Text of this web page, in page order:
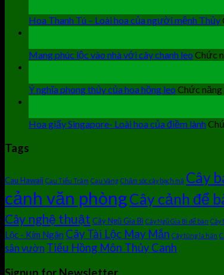
Hoa Thanh Tú – Loài hoa của người mệnh Thủy
Mang phúc lộc vào nhà với cây chanh leoChức
Ý nghĩa phong thủy của hoa hồng leoChức
Hoa giấy Singapore- Loài hoa của điềm lành
Tags
Cau Hawaii Cau Tiểu Trâm Cau Vàng Chăm sóc cây bạch mã Cây
cảnh văn phòngCây cảnh để
Cây nghệ thuật Cây Ngũ Gia Bì Cây Ngũ Gia Bì để bàn Cây
Lộc - Kim Ngân Cây Tài Lộc May Mắn Cây tùng la hán
sân vườn Tiểu Hồng Môn Thủy Canh
Signup for Newsletter